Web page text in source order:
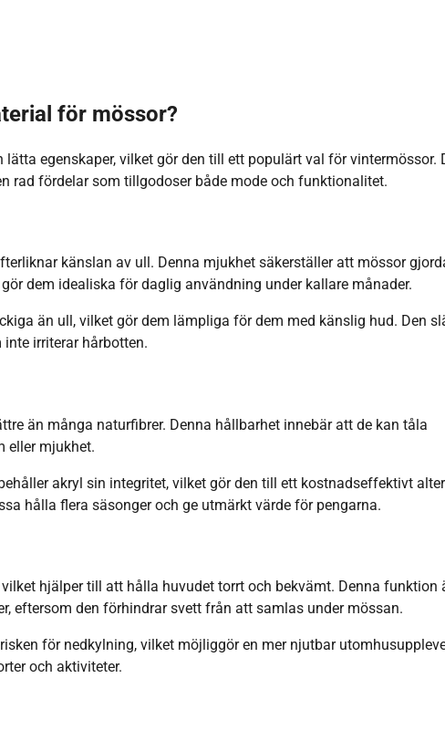
för mössor?
egenskaper, vilket gör den till ett populärt val för vintermössor.
rad fördelar som tillgodoser både mode och funktionalitet.
känslan av ull. Denna mjukhet säkerställer att mössor
dem idealiska för daglig användning under kallare månader.
än ull, vilket gör dem lämpliga för dem med känslig hud. Den
irriterar hårbotten.
än många naturfibrer. Denna hållbarhet innebär att de kan tåla
eller mjukhet.
akryl sin integritet, vilket gör den till ett kostnadseffektivt
hålla flera säsonger och ge utmärkt värde för pengarna.
hjälper till att hålla huvudet torrt och bekvämt. Denna funktion
eftersom den förhindrar svett från att samlas under mössan.
för nedkylning, vilket möjliggör en mer njutbar
och aktiviteter.